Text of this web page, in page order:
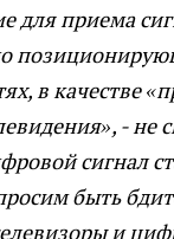
для приема
в качестве
- не
сигнал
быть
и